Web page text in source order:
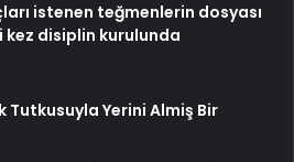
istenen teğmenlerin dosyası
kez disiplin kurulunda
Tutkusuyla Yerini Almiş Bir